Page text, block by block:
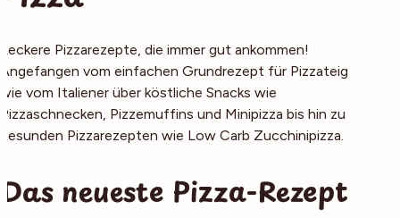
Leckere Pizzarezepte, die immer gut ankommen!
Angefangen vom einfachen Grundrezept für Pizzateig
wie vom Italiener über köstliche Snacks wie
Pizzaschnecken, Pizzemuffins und Minipizza bis hin zu
gesunden Pizzarezepten wie Low Carb Zucchinipizza.
Das neueste Pizza-Rezept